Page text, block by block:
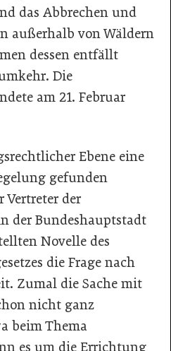
das Abbrechen und
außerhalb von Wäldern
dessen entfällt
Die
am 21. Februar
Ebene eine
gefunden
der
der Bundeshauptstadt
Novelle des
die Frage nach
Zumal die Sache mit
nicht ganz
beim Thema
es um die Errichtung